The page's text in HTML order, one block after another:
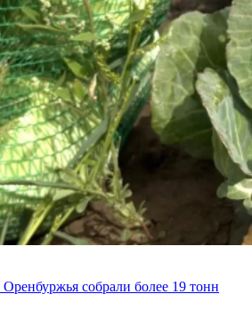
собрали более 19 тонн